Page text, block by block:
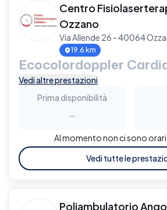
Centro
Ozzano
Via Allende 26 - 40064
19.6 km
Ecocolordoppler
Vedi altre prestazioni
Prima disponibilità
-
Al momento non ci sono
Vedi tutte le
Poliambulatorio